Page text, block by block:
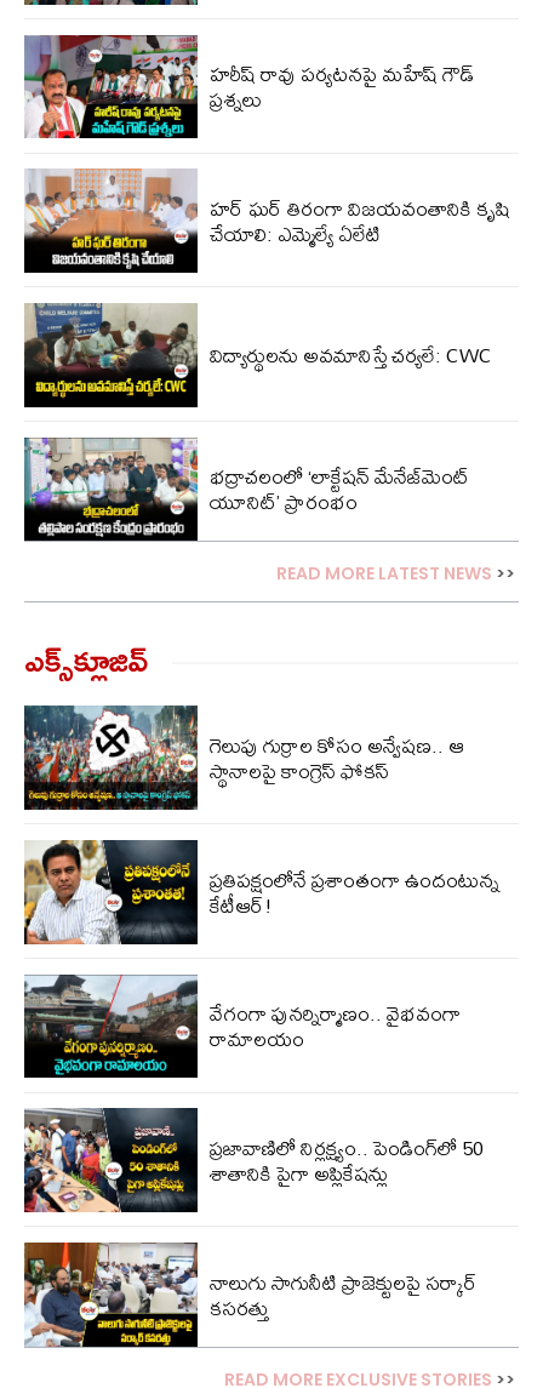
హరీష్ రావు పర్యటనపై మహేష్ గౌడ్
ప్రశ్నలు
హర్ ఘర్ తిరంగా విజయవంతానికి కృషి
చేయాలి: ఎమ్మెల్యే ఏలేటి
విద్యార్థులను అవమానిస్తే చర్యలే: CWC
భద్రాచలంలో ‘లాక్టేషన్ మేనేజ్‌మెంట్
యూనిట్’ ప్రారంభం
READ MORE LATEST NEWS >>
ఎక్స్‌క్లూజివ్‌
గెలుపు గుర్రాల కోసం అన్వేషణ.. ఆ
స్థానాలపై కాంగ్రెస్ ఫోకస్
ప్ర‌తిప‌క్షంలోనే ప్ర‌శాంతంగా ఉందంటున్న
కేటీఆర్!
వేగంగా పునర్నిర్మాణం.. వైభవంగా
రామాలయం
ప్రజావాణిలో నిర్లక్ష్యం.. పెండింగ్‌లో 50
శాతానికి పైగా అప్లికేషన్లు
నాలుగు సాగునీటి ప్రాజెక్టులపై సర్కార్
కసరత్తు
READ MORE EXCLUSIVE STORIES >>